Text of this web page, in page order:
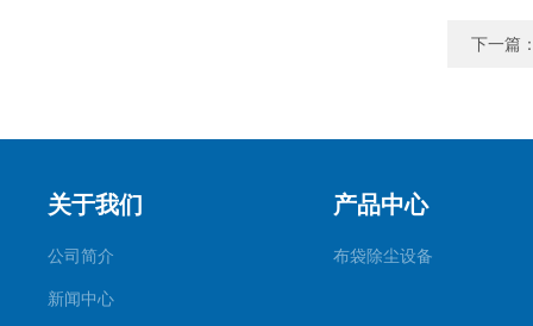
下一篇
关于我们
公司简介
新闻中心
产品中心
布袋除尘设备